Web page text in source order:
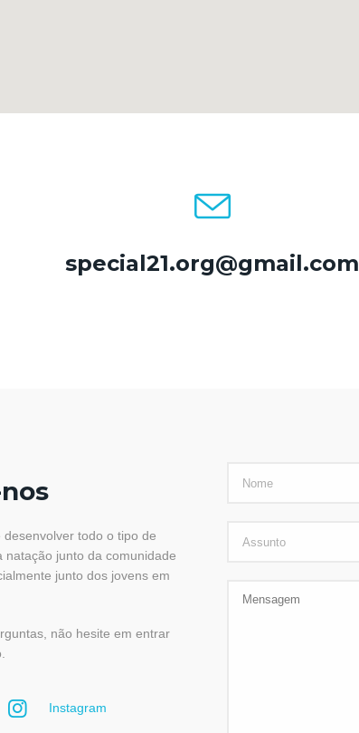
special21.org@gmail.com
todo o tipo de
natação junto da comunidade
junto dos jovens em
não hesite em entrar
Instagram